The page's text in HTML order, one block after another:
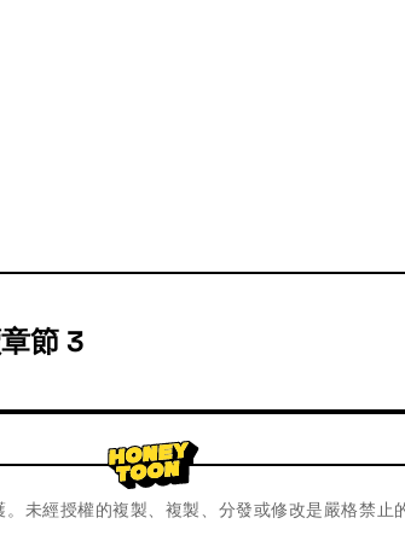
節 3
未經授權的複製、複製、分發或修改是嚴格禁止